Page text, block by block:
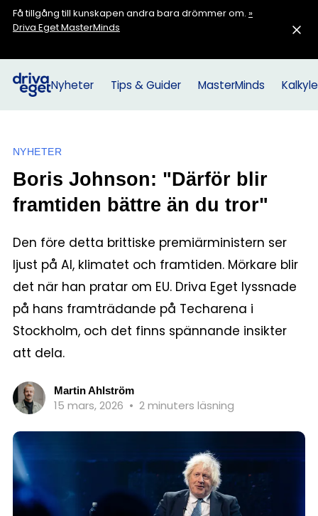
Få tillgång till kunskapen andra bara drömmer om. »
Driva Eget MasterMinds
Nyheter Tips & Guider MasterMinds
NYHETER
Boris Johnson: "Därför blir
framtiden bättre än du tror"
Den före detta brittiske premiärministern ser
ljust på AI, klimatet och framtiden. Mörkare blir
det när han pratar om EU. Driva Eget lyssnade
på hans framträdande på Techarena i
Stockholm, och det finns spännande insikter
att dela.
Martin Ahlström
15 mars, 2026 • 2 minuters läsning